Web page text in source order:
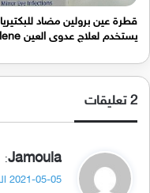
قطرة عين برولين مضاد للبكتيريا
يستخدم لعلاج عدوى العين Brolene
‫2 تعليقات
ي
ق
Jamoula
:
2021-05-05 الساعة 3:44 م